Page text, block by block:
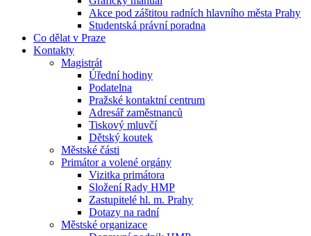
Akce pod záštitou radních hlavního města Prahy
Studentská právní poradna
Co dělat v Praze
Kontakty
Magistrát
Úřední hodiny
Podatelna
Pražské kontaktní centrum
Adresář zaměstnanců
Tiskový mluvčí
Dětský koutek
Městské části
Primátor a volené orgány
Vizitka primátora
Složení Rady HMP
Zastupitelé hl. m. Prahy
Dotazy na radní
Městské organizace